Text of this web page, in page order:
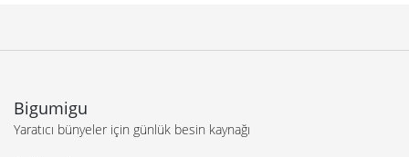
Bigumigu
Yaratıcı bünyeler için günlük besin kaynağı